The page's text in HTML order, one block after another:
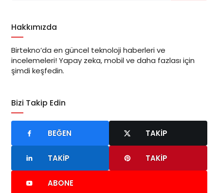
Hakkımızda
Birtekno’da en güncel teknoloji haberleri ve
incelemeleri! Yapay zeka, mobil ve daha fazlası için
şimdi keşfedin.
Bizi Takip Edin
BEĞEN TAKIP
TAKIP TAKIP
ABONE